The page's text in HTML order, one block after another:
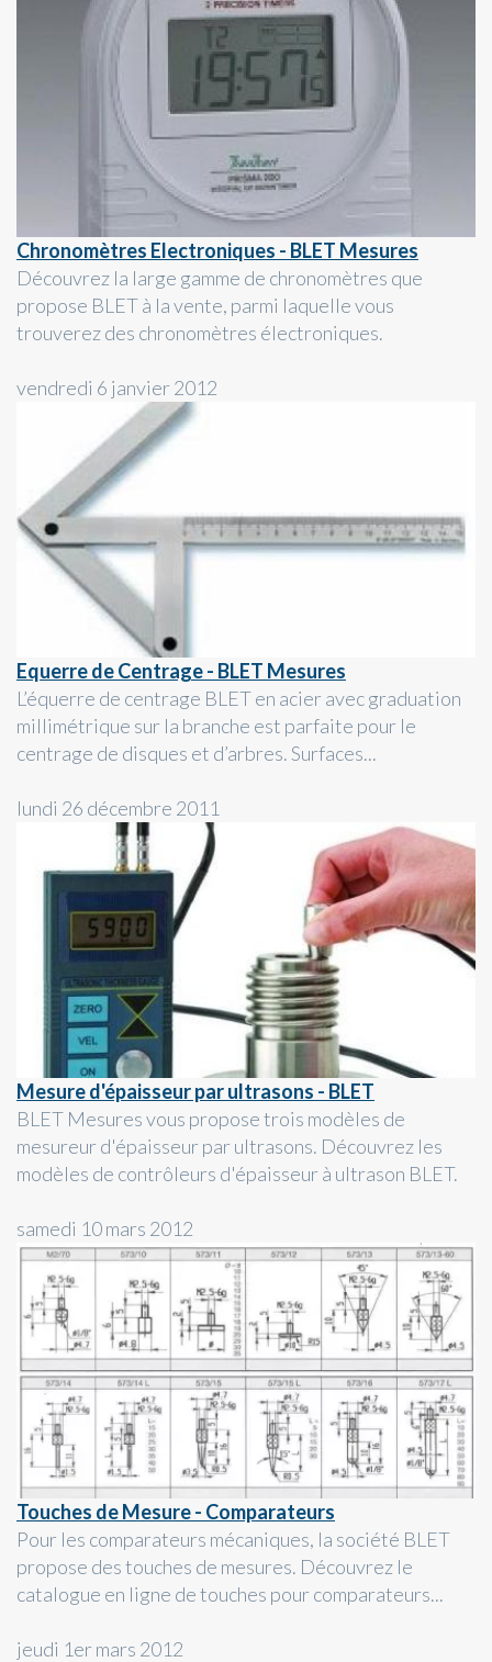
Chronomètres Electroniques - BLET Mesures
Découvrez la large gamme de chronomètres que
propose BLET à la vente, parmi laquelle vous
trouverez des chronomètres électroniques.
vendredi 6 janvier 2012
Equerre de Centrage - BLET Mesures
L’équerre de centrage BLET en acier avec graduation
millimétrique sur la branche est parfaite pour le
centrage de disques et d’arbres. Surfaces...
lundi 26 décembre 2011
Mesure d'épaisseur par ultrasons - BLET
BLET Mesures vous propose trois modèles de
mesureur d'épaisseur par ultrasons. Découvrez les
modèles de contrôleurs d'épaisseur à ultrason BLET.
samedi 10 mars 2012
Touches de Mesure - Comparateurs
Pour les comparateurs mécaniques, la société BLET
propose des touches de mesures. Découvrez le
catalogue en ligne de touches pour comparateurs...
jeudi 1er mars 2012